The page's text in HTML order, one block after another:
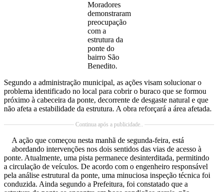
Moradores
demonstraram
preocupação
com a
estrutura da
ponte do
bairro São
Benedito.
Segundo a administração municipal, as ações visam solucionar o
problema identificado no local para cobrir o buraco que se formou
próximo à cabeceira da ponte, decorrente de desgaste natural e que
não afeta a estabilidade da estrutura. A obra reforçará a área afetada.
Continua após a publicidade..
A ação que começou nesta manhã de segunda-feira, está
abordando intervenções nos dois sentidos das vias de acesso à
ponte. Atualmente, uma pista permanece desinterditada, permitindo
a circulação de veículos. De acordo com o engenheiro responsável
pela análise estrutural da ponte, uma minuciosa inspeção técnica foi
conduzida. Ainda segundo a Prefeitura, foi constatado que a